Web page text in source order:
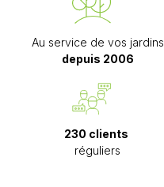
Au service de vos jardins
depuis 2006
230 clients
réguliers